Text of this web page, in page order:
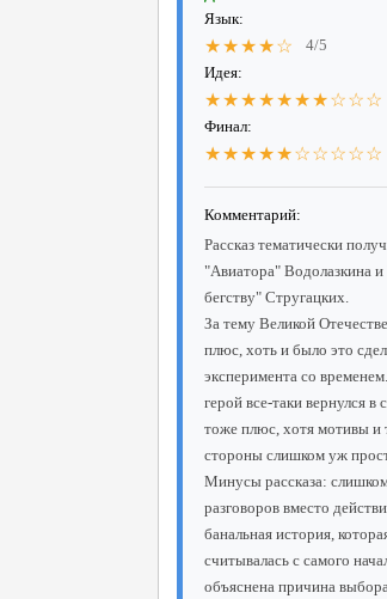
Язык:
★★★★☆
4/5
Идея:
★★★★★★★☆☆☆
Финал:
★★★★★☆☆☆☆☆
Комментарий:
Рассказ тематически
"Авиатора" Водолазкина
бегству" Стругацких.
За тему Великой
плюс, хоть и было это
эксперимента со
герой все-таки вернулся в
тоже плюс, хотя мотивы и
стороны слишком уж
Минусы рассказа:
разговоров вместо
банальная история,
считывалась с самого
объяснена причина